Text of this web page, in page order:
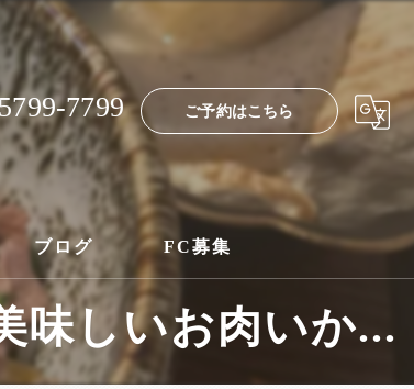
7799 ご予約はこちら
ブログ FC募集
味しいお肉いか...